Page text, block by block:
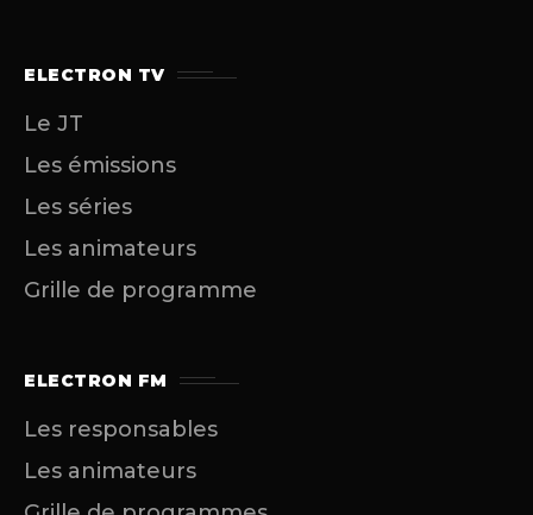
ELECTRON TV
Le JT
Les émissions
Les séries
Les animateurs
Grille de programme
ELECTRON FM
Les responsables
Les animateurs